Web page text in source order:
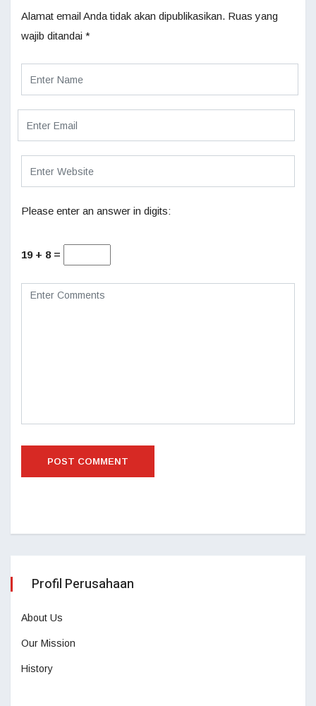
Alamat email Anda tidak akan dipublikasikan. Ruas yang
wajib ditandai *
Please enter an answer in digits:
19 + 8 =
Profil Perusahaan
About Us
Our Mission
History